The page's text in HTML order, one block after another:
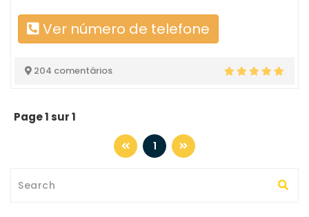
Ver número de telefone
204 comentários
Page 1 sur 1
1